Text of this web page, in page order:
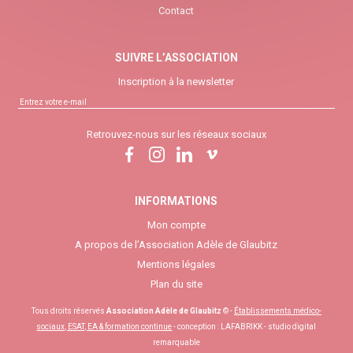
Contact
SUIVRE L’ASSOCIATION
Inscription à la newsletter
Retrouvez-nous sur les réseaux sociaux
INFORMATIONS
Mon compte
A propos de l’Association Adèle de Glaubitz
Mentions légales
Plan du site
Tous droits réservés Association Adèle de Glaubitz © - Établissements médico-
sociaux, ESAT, EA & formation continue- conception : LAFABRIKK - studio digital
remarquable